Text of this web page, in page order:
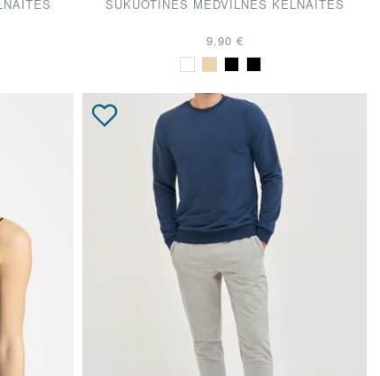
ŠUKUOTINĖS MEDVILNĖS KELNAITĖS
9.90 €